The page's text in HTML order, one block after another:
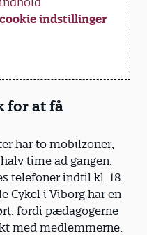
indstillinger
for at få
har to mobilzoner,
time ad gangen.
telefoner indtil kl. 18.
Cykel i Viborg har en
fordi pædagogerne
med medlemmerne.